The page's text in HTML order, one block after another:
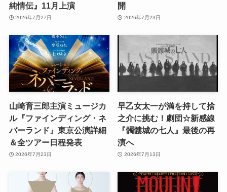
純情伝』11月上演
2026年7月27日
開
2026年7月23日
山崎育三郎主演ミュージカ
ル『ファインディング・ネ
バーランド』東京公演詳細
＆全ツアー日程発表
2026年7月23日
早乙女太一が満を持して捨
之介に挑む！劇団☆新感線
『髑髏城の七人』最後の再
演へ
2026年7月13日